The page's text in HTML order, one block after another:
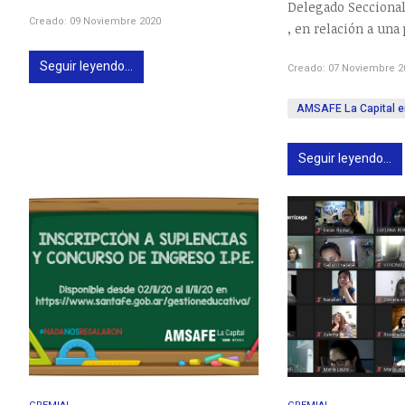
Creado: 09 Noviembre 2020
Seguir leyendo...
Delegado
, en relación a una
Creado: 07 Noviembre
AMSAFE La Capital
Seguir leyendo...